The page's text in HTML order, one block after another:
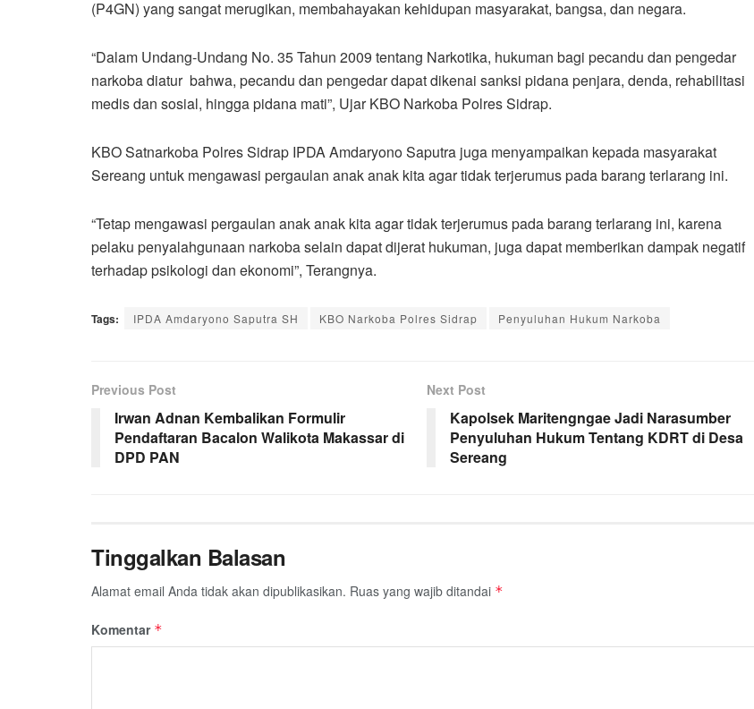
(P4GN) yang sangat merugikan, membahayakan kehidupan masyarakat, bangsa, dan negara.
“Dalam Undang-Undang No. 35 Tahun 2009 tentang Narkotika, hukuman bagi pecandu dan pengedar
narkoba diatur bahwa, pecandu dan pengedar dapat dikenai sanksi pidana penjara, denda, rehabilitasi
medis dan sosial, hingga pidana mati”, Ujar KBO Narkoba Polres Sidrap.
KBO Satnarkoba Polres Sidrap IPDA Amdaryono Saputra juga menyampaikan kepada masyarakat
Sereang untuk mengawasi pergaulan anak anak kita agar tidak terjerumus pada barang terlarang ini.
“Tetap mengawasi pergaulan anak anak kita agar tidak terjerumus pada barang terlarang ini, karena
pelaku penyalahgunaan narkoba selain dapat dijerat hukuman, juga dapat memberikan dampak negatif
terhadap psikologi dan ekonomi”, Terangnya.
Tags: IPDA Amdaryono Saputra SH KBO Narkoba Polres Sidrap Penyuluhan Hukum Narkoba
Previous Post
Irwan Adnan Kembalikan Formulir
Pendaftaran Bacalon Walikota Makassar di
DPD PAN
Next Post
Kapolsek Maritengngae Jadi Narasumber
Penyuluhan Hukum Tentang KDRT di Desa
Sereang
Tinggalkan Balasan
Alamat email Anda tidak akan dipublikasikan. Ruas yang wajib ditandai *
Komentar *